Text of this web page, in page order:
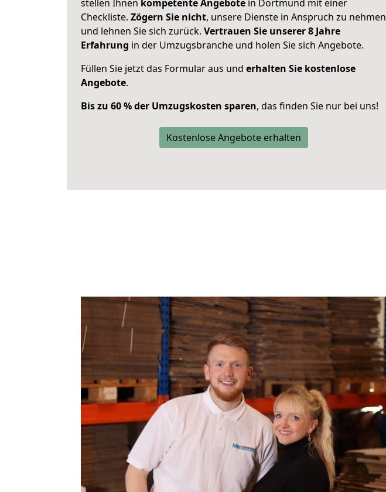
stellen Ihnen kompetente Angebote in Dortmund mit einer
Checkliste. Zögern Sie nicht, unsere Dienste in Anspruch zu nehmen
und lehnen Sie sich zurück. Vertrauen Sie unserer 8 Jahre
Erfahrung in der Umzugsbranche und holen Sie sich Angebote.
Füllen Sie jetzt das Formular aus und erhalten Sie kostenlose
Angebote.
Bis zu 60 % der Umzugskosten sparen, das finden Sie nur bei uns!
Kostenlose Angebote erhalten